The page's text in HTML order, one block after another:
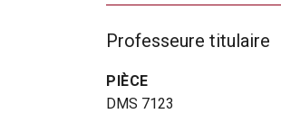
Professeure titulaire
PIÈCE
DMS 7123